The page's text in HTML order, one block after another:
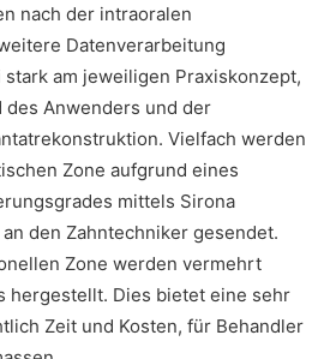
nach der intraoralen
Datenverarbeitung
am jeweiligen Praxiskonzept,
Anwenders und der
Vielfach werden
Zone aufgrund eines
mittels Sirona
den Zahntechniker gesendet.
Zone werden vermehrt
hergestellt. Dies bietet eine sehr
Zeit und Kosten, für Behandler